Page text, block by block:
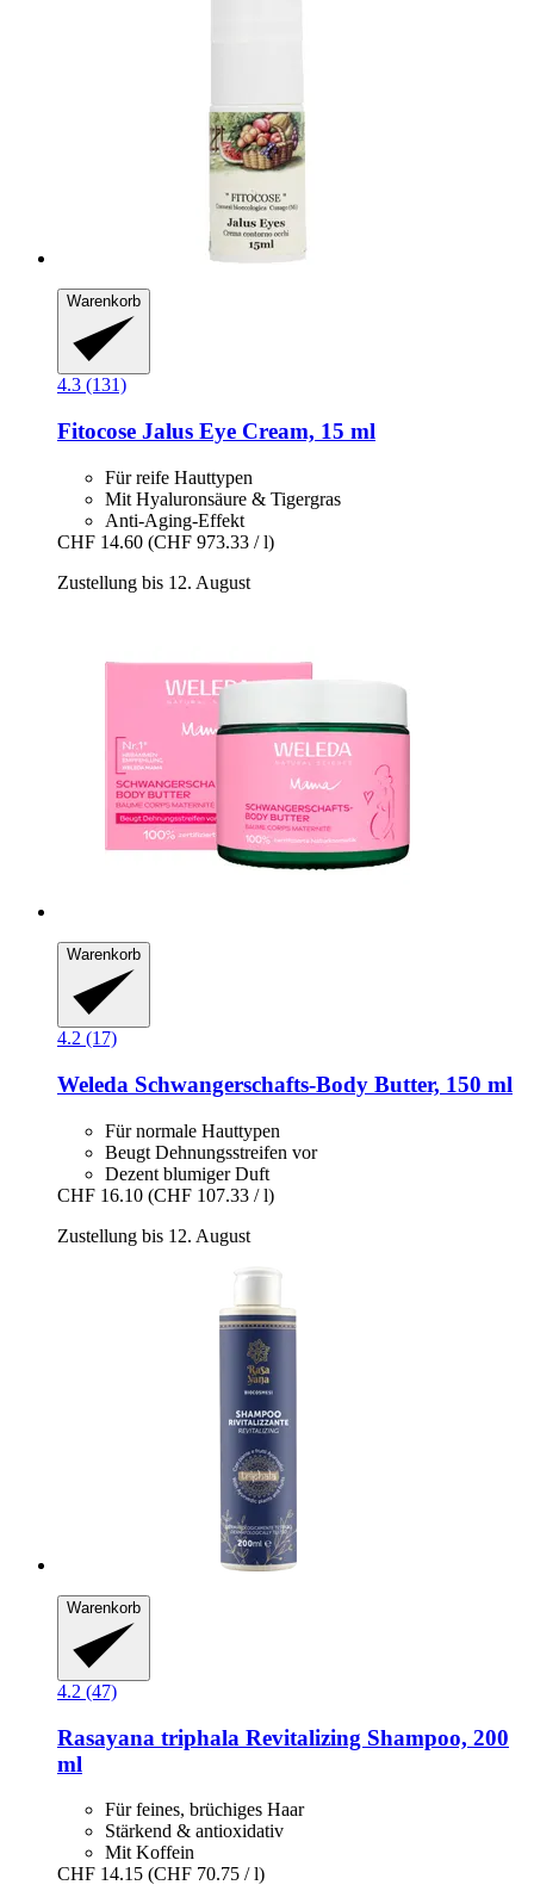
Warenkorb
4.3 (131)
Fitocose Jalus Eye Cream, 15 ml
Für reife Hauttypen
Mit Hyaluronsäure & Tigergras
Anti-Aging-Effekt
CHF 14.60 (CHF 973.33 / l)
Zustellung bis 12. August
Warenkorb
4.2 (17)
Weleda Schwangerschafts-​Body Butter, 150 ml
Für normale Hauttypen
Beugt Dehnungsstreifen vor
Dezent blumiger Duft
CHF 16.10 (CHF 107.33 / l)
Zustellung bis 12. August
Warenkorb
4.2 (47)
Rasayana triphala Revitalizing Shampoo, 200
ml
Für feines, brüchiges Haar
Stärkend & antioxidativ
Mit Koffein
CHF 14.15 (CHF 70.75 / l)